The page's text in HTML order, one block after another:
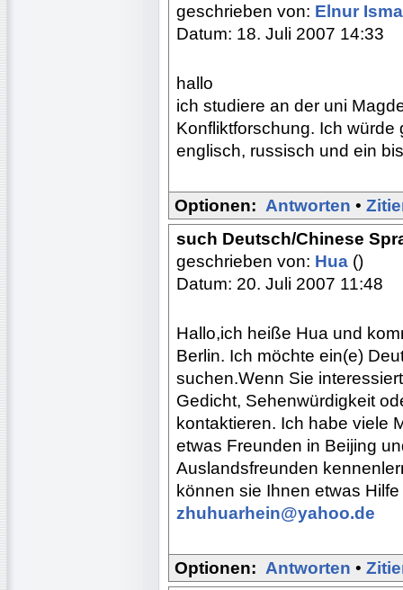
geschrieben von: Elnur
Datum: 18. Juli 2007 14:33
hallo
ich studiere an der uni
Konfliktforschung. Ich
englisch, russisch und ein
Optionen: Antworten •
such Deutsch/Chinese
geschrieben von: Hua ()
Datum: 20. Juli 2007 11:48
Hallo,ich heiße Hua und
Berlin. Ich möchte ein(e)
suchen.Wenn Sie
Gedicht, Sehenwürdigkeit
kontaktieren. Ich habe viele
etwas Freunden in Beijing
Auslandsfreunden
können sie Ihnen etwas
zhuhuarhein@yahoo.de
Optionen: Antworten •